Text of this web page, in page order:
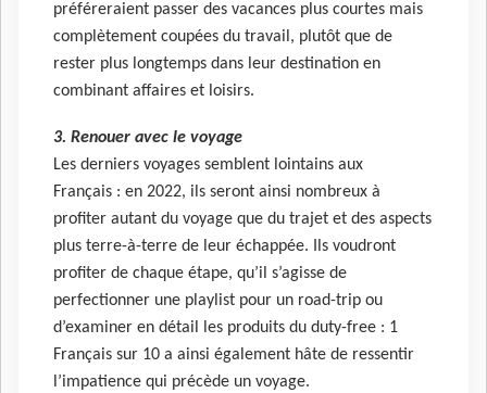
préféreraient passer des vacances plus courtes mais
complètement coupées du travail, plutôt que de
rester plus longtemps dans leur destination en
combinant affaires et loisirs.
3. Renouer avec le voyage
Les derniers voyages semblent lointains aux
Français : en 2022, ils seront ainsi nombreux à
profiter autant du voyage que du trajet et des aspects
plus terre-à-terre de leur échappée. Ils voudront
profiter de chaque étape, qu’il s’agisse de
perfectionner une playlist pour un road-trip ou
d’examiner en détail les produits du duty-free : 1
Français sur 10 a ainsi également hâte de ressentir
l’impatience qui précède un voyage.